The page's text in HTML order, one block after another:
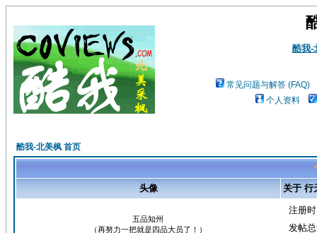
酷我-
常见问题与解答 (FAQ)
个人资料
酷我-北美枫 首页
头像
关于 行
五品知州
（再努力一把就是四品大员了！）
注册
发帖